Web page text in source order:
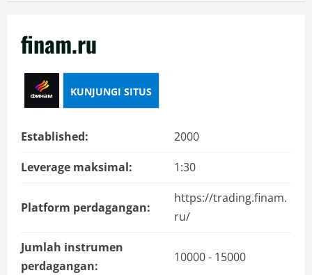
finam.ru
KUNJUNGI SITUS
Established:
2000
Leverage maksimal:
1:30
Platform perdagangan:
https://trading.finam.
ru/
Jumlah instrumen
perdagangan:
10000 - 15000